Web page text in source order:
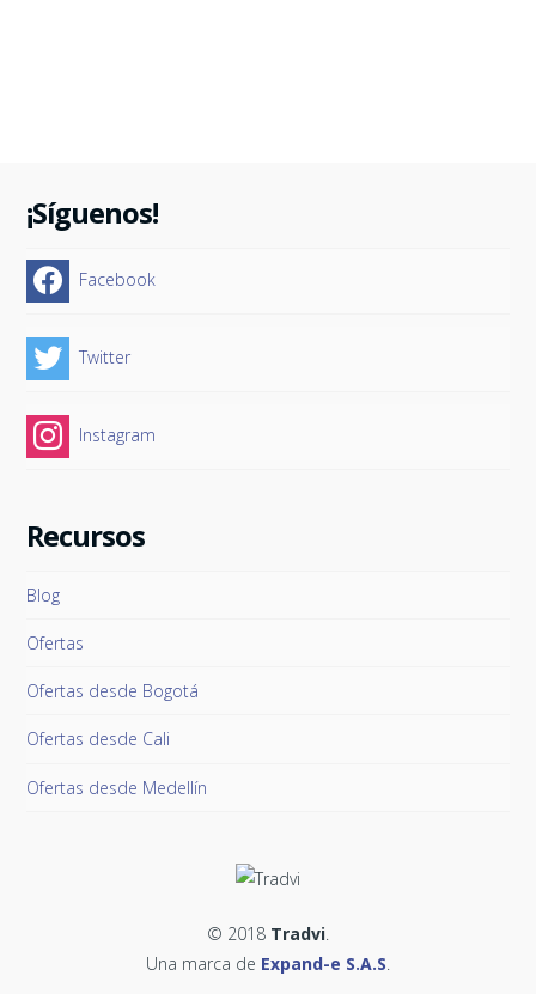
¡Síguenos!
Facebook
Twitter
Instagram
Recursos
Blog
Ofertas
Ofertas desde Bogotá
Ofertas desde Cali
Ofertas desde Medellín
© 2018 Tradvi.
Una marca de Expand-e S.A.S.